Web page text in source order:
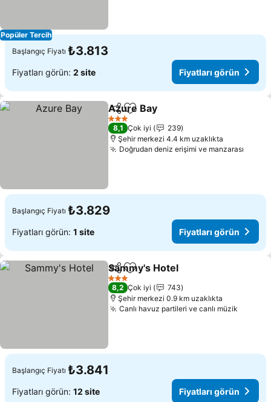
Popüler Tercih
Başlangıç Fiyatı ₺3.813
Fiyatları görün: 2 site Fiyatları görün
PaylaşFavorilerime ekle
Azure Bay
3 Yıldız
8,1 Çok iyi
239
Şehir merkezi 4.4 km uzaklıkta
Doğrudan deniz erişimi ve manzarası
Başlangıç Fiyatı ₺3.829
Fiyatları görün: 1 site Fiyatları görün
PaylaşFavorilerime ekle
Sammy's Hotel
3 Yıldız
8,2 Çok iyi
743
Şehir merkezi 0.9 km uzaklıkta
Canlı havuz partileri ve canlı müzik
Başlangıç Fiyatı ₺3.841
Fiyatları görün: 12 site Fiyatları görün